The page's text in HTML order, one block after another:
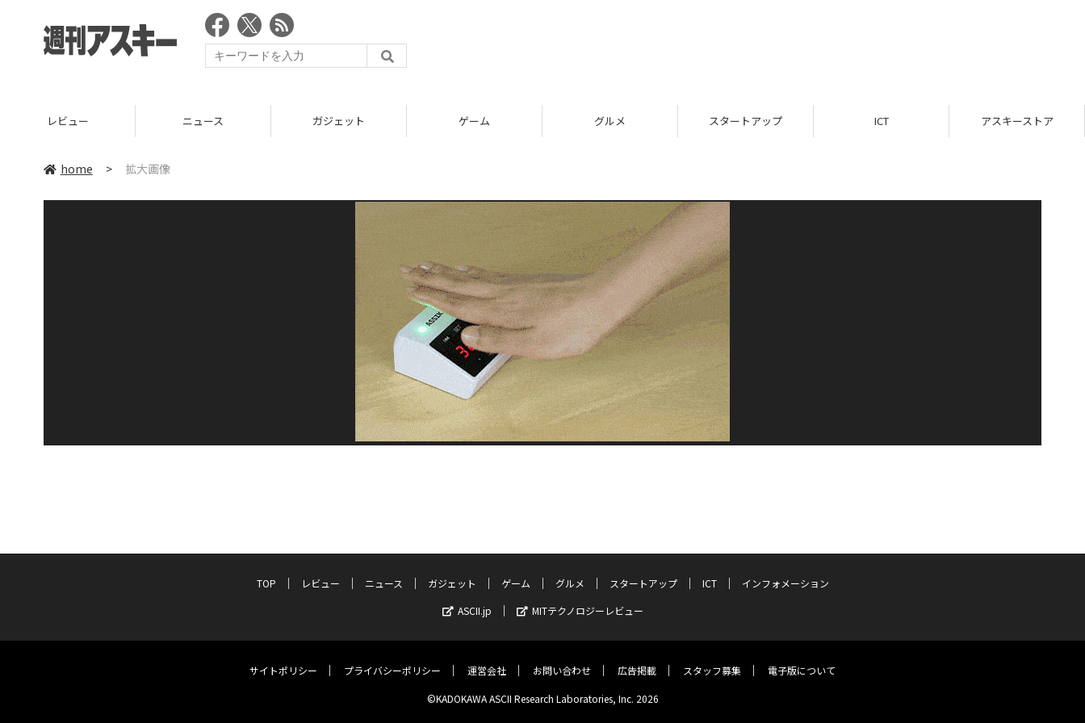
レビュー ニュース ガジェット ゲーム グルメ スタートアップ ICT アスキーストア
home > 拡大画像
TOP レビュー ニュース ガジェット ゲーム グルメ スタートアップ ICT
インフォメーション
ASCII.jp
MITテクノロジーレビュー
サイトポリシー プライバシーポリシー 運営会社 お問い合わせ 広告掲載 スタッフ募集 電子版について
©KADOKAWA ASCII Research Laboratories, Inc. 2026